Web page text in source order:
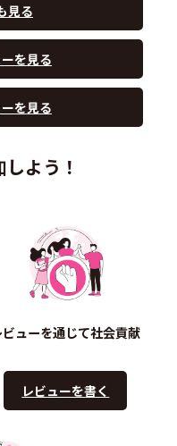
見る
を見る
を見る
よう！
ビューを通じて社会貢献
レビューを書く